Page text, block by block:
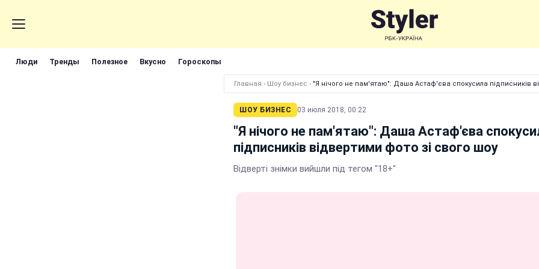
Люди Тренды Полезное Вкусно Гороскопы
Главная › Шоу бизнес › "Я нічого не пам'ятаю": Даша Астаф'єва спокусила підписників
ШОУ БИЗНЕС 03 июля 2018, 00:22
"Я нічого не пам'ятаю": Даша Астаф'єва
підписників відвертими фото зі свого шоу
Відверті знімки вийшли під тегом "18+"